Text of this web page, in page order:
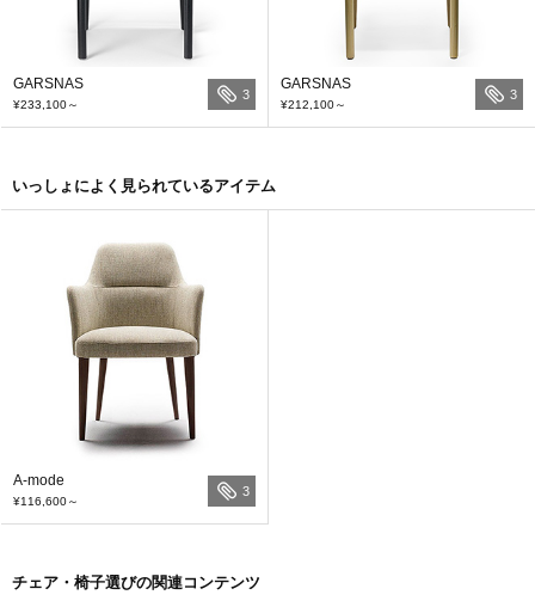
GARSNAS
¥233,100～
3
GARSNAS
¥212,100～
3
いっしょによく見られているアイテム
A-mode
¥116,600～
3
チェア・椅子選びの関連コンテンツ